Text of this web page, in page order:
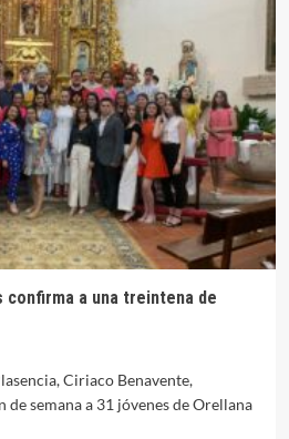
confirma a una treintena de
Ciriaco Benavente,
de semana a 31 jóvenes de Orellana